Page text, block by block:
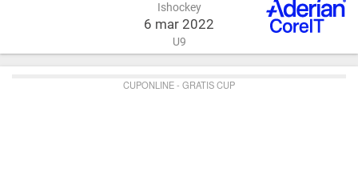
Ishockey
6 mar 2022
U9
CUPONLINE - GRATIS CUP